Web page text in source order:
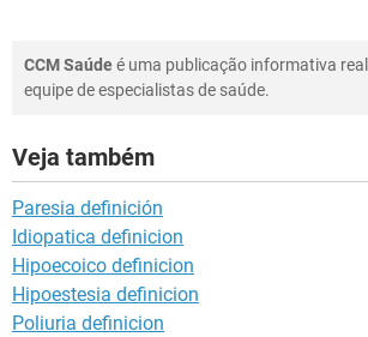
CCM Saúdeé uma publicação informativa
equipe de especialistas de saúde.
Veja também
Paresia definición
Idiopatica definicion
Hipoecoico definicion
Hipoestesia definicion
Poliuria definicion